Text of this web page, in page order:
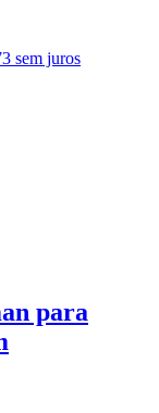
sem juros
para